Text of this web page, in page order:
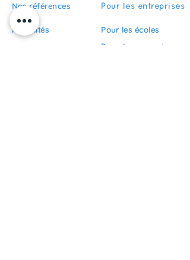
Nos références
Actualités
Pour les entreprises
Pour les écoles